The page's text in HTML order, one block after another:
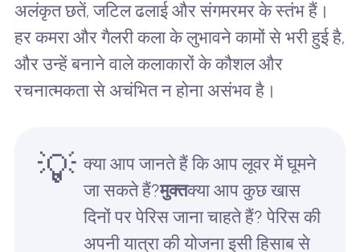
अलंकृत छतें, जटिल ढलाई और संगमरमर के स्तंभ हैं।
हर कमरा और गैलरी कला के लुभावने कामों से भरी हुई है,
और उन्हें बनाने वाले कलाकारों के कौशल और
रचनात्मकता से अचंभित न होना असंभव है।
💡 क्या आप जानते हैं कि आप लूवर में घूमने
जा सकते हैं?मुक्तक्या आप कुछ खास
दिनों पर पेरिस जाना चाहते हैं? पेरिस की
अपनी यात्रा की योजना इसी हिसाब से